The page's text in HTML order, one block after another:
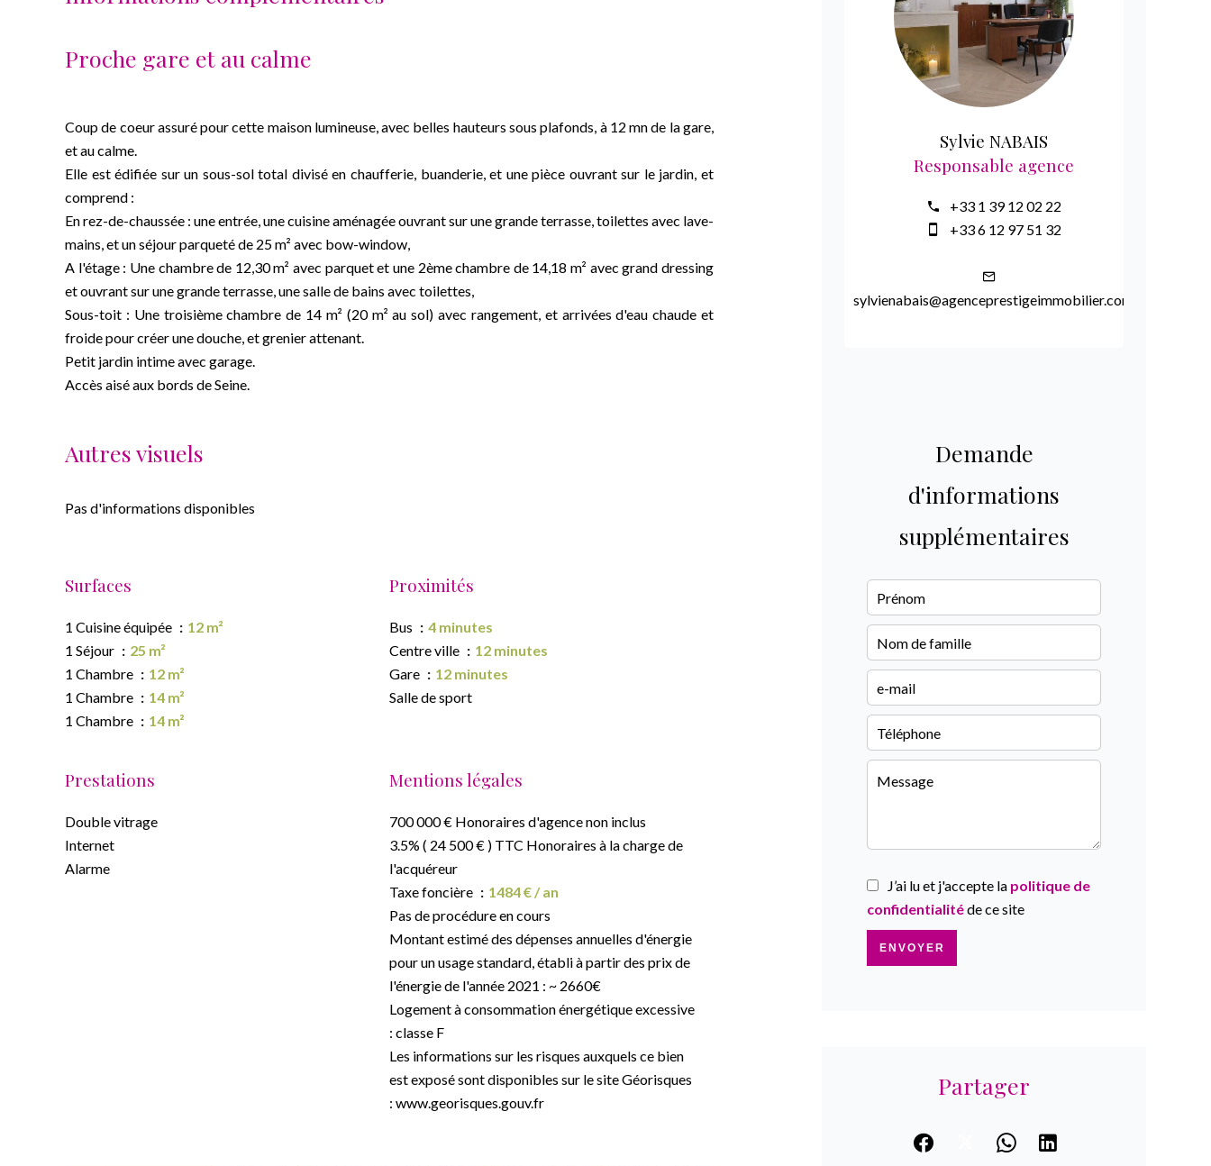
Proche gare et au calme
Coup de coeur assuré pour cette maison lumineuse, avec belles hauteurs sous plafonds, à 12 mn de la gare,
et au calme.
Elle est édifiée sur un sous-sol total divisé en chaufferie, buanderie, et une pièce ouvrant sur le jardin, et
comprend :
En rez-de-chaussée : une entrée, une cuisine aménagée ouvrant sur une grande terrasse, toilettes avec lave-
mains, et un séjour parqueté de 25 m² avec bow-window,
A l'étage : Une chambre de 12,30 m² avec parquet et une 2ème chambre de 14,18 m² avec grand dressing
et ouvrant sur une grande terrasse, une salle de bains avec toilettes,
Sous-toit : Une troisième chambre de 14 m² (20 m² au sol) avec rangement, et arrivées d'eau chaude et
froide pour créer une douche, et grenier attenant.
Petit jardin intime avec garage.
Accès aisé aux bords de Seine.
Autres visuels
Pas d'informations disponibles
Surfaces
1 Cuisine équipée
12 m²
1 Séjour
25 m²
1 Chambre
12 m²
1 Chambre
14 m²
1 Chambre
14 m²
Proximités
Bus
4 minutes
Centre ville
12 minutes
Gare
12 minutes
Salle de sport
Prestations
Double vitrage
Internet
Alarme
Mentions légales
700 000 € Honoraires d'agence non inclus
3.5% ( 24 500 € ) TTC Honoraires à la charge de
l'acquéreur
Taxe foncière
1484 € / an
Pas de procédure en cours
Montant estimé des dépenses annuelles d'énergie
pour un usage standard, établi à partir des prix de
l'énergie de l'année 2021 : ~ 2660€
Logement à consommation énergétique excessive
: classe F
Les informations sur les risques auxquels ce bien
est exposé sont disponibles sur le site Géorisques
: www.georisques.gouv.fr
Sylvie NABAIS
Responsable agence
+33 1 39 12 02 22
+33 6 12 97 51 32
sylvienabais@agenceprestigeimmobilier.com
Demande
d'informations
supplémentaires
J’ai lu et j'accepte la politique de
confidentialitéde ce site
ENVOYER
Partager